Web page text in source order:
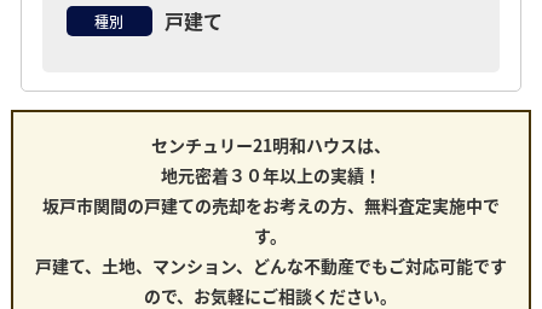
種別 戸建て
センチュリー21明和ハウスは、
地元密着３０年以上の実績！
坂戸市関間の戸建ての売却をお考えの方、無料査定実施中で
す。
戸建て、土地、マンション、どんな不動産でもご対応可能です
ので、お気軽にご相談ください。